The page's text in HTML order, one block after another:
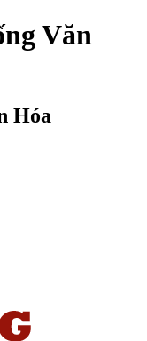
Văn
Hóa